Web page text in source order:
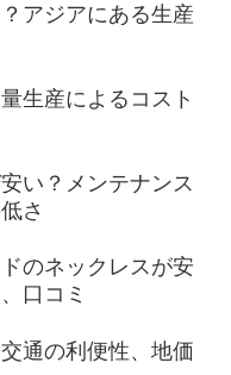
アジアにある生産
生産によるコスト
い？メンテナンス
さ
のネックレスが安
口コミ
通の利便性、地価